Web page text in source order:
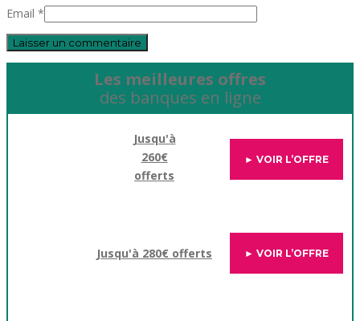
Email *
Les meilleures offres
des banques en ligne
Jusqu'à
260€
offerts
► VOIR L’OFFRE
Jusqu'à 280€ offerts ► VOIR L’OFFRE